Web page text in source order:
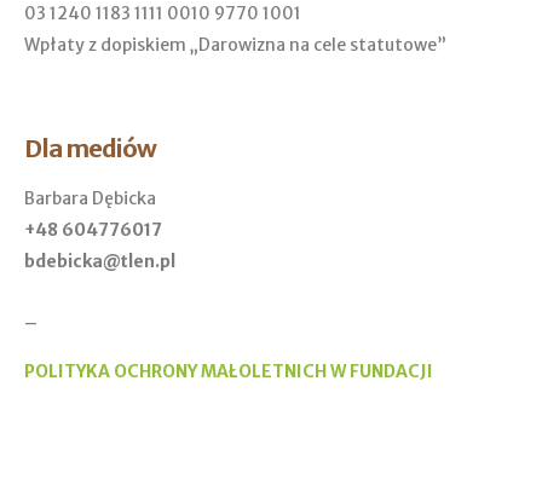
03 1240 1183 1111 0010 9770 1001
Wpłaty z dopiskiem „Darowizna na cele statutowe”
Dla mediów
Barbara Dębicka
+48 604776017
bdebicka@tlen.pl
_
POLITYKA OCHRONY MAŁOLETNICH W FUNDACJI